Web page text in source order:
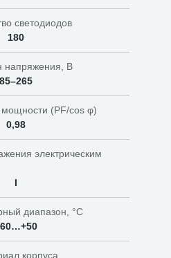
светодиодов
180
напряжения, В
85–265
(PF/cos φ)
0,98
электрическим
I
диапазон, °C
корпуса